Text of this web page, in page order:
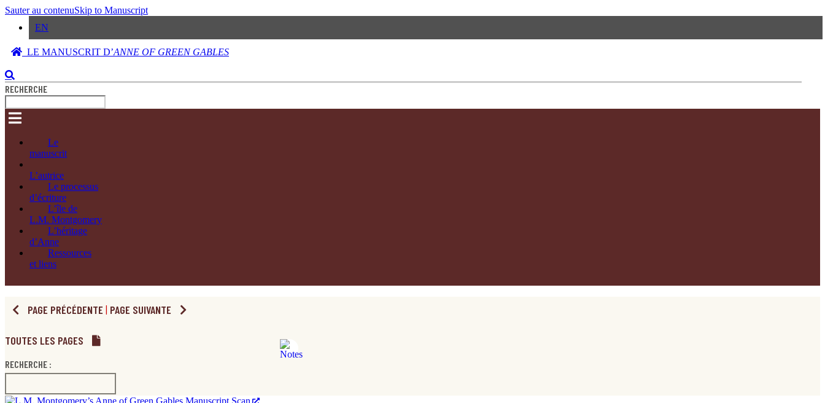
Sauter au contenuSkip to Manuscript
EN
LE MANUSCRIT D’ANNE OF GREEN GABLES
RECHERCHE
Le
manuscrit
L’autrice
Le processus
d’écriture
L’île de
L.M. Montgomery
L’héritage
d’Anne
Ressources
et liens
PAGE PRÉCÉDENTE | PAGE SUIVANTE
TOUTES LES PAGES
RECHERCHE :